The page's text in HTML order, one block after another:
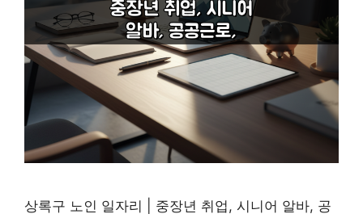
상록구 노인 일자리 | 중장년 취업, 시니어 알바, 공